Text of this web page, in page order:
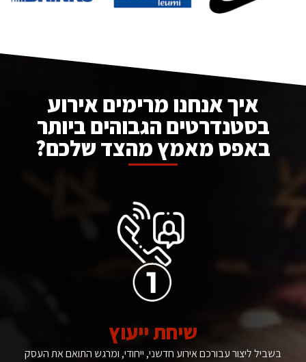
איך אנחנו מרימים אירוע
בסטנדרטים הגבוהים ביותר
באפס מאמץ מהצד שלכם?
שיחת ייעוץ
בשביל ליצור עבורכם אירוע חדשני, ייחודי, ומרגש התואם את העסק